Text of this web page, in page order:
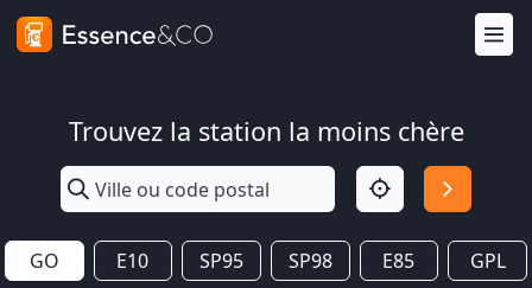
Trouvez la station la moins chère
GO E10 SP95 SP98 E85 GPL